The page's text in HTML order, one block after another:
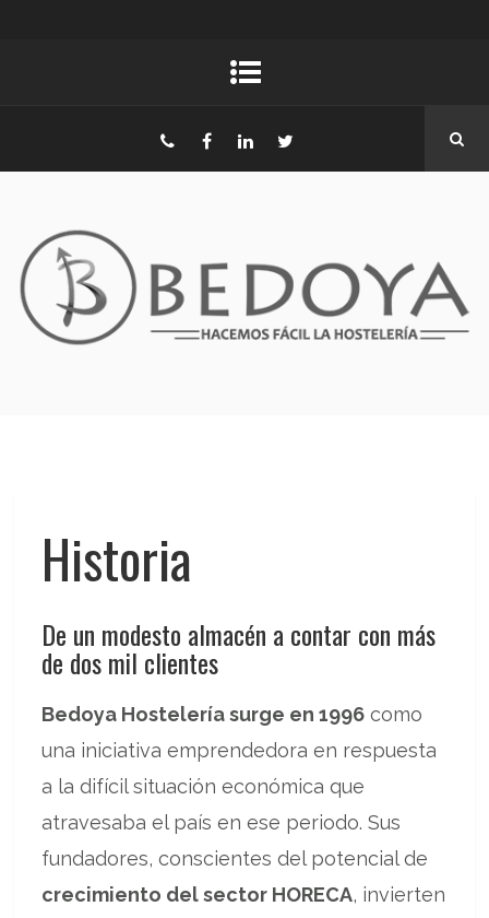
Historia
De un modesto almacén a contar con más
de dos mil clientes
Bedoya Hostelería surge en 1996 como
una iniciativa emprendedora en respuesta
a la difícil situación económica que
atravesaba el país en ese periodo. Sus
fundadores, conscientes del potencial de
crecimiento del sector HORECA, invierten